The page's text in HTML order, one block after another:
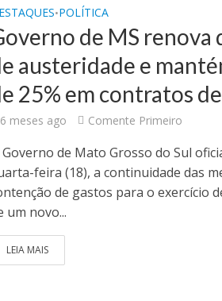
•POLÍTICA
de MS renova
austeridade e
25% em contratos
6 meses ago Comente Primeiro
Governo de Mato Grosso do Sul
feira (18), a continuidade das
de gastos para o exercício
um novo...
LEIA MAIS